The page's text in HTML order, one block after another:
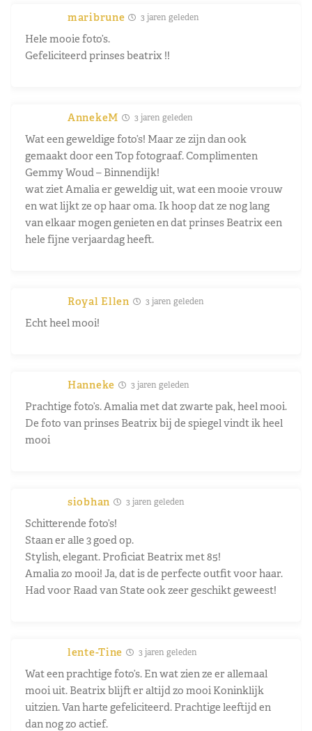
maribrune 3 jaren geleden
Hele mooie foto’s.
Gefeliciteerd prinses beatrix !!
AnnekeM 3 jaren geleden
Wat een geweldige foto’s! Maar ze zijn dan ook
gemaakt door een Top fotograaf. Complimenten
Gemmy Woud – Binnendijk!
wat ziet Amalia er geweldig uit, wat een mooie vrouw
en wat lijkt ze op haar oma. Ik hoop dat ze nog lang
van elkaar mogen genieten en dat prinses Beatrix een
hele fijne verjaardag heeft.
Royal Ellen 3 jaren geleden
Echt heel mooi!
Hanneke 3 jaren geleden
Prachtige foto’s. Amalia met dat zwarte pak, heel mooi.
De foto van prinses Beatrix bij de spiegel vindt ik heel
mooi
siobhan 3 jaren geleden
Schitterende foto’s!
Staan er alle 3 goed op.
Stylish, elegant. Proficiat Beatrix met 85!
Amalia zo mooi! Ja, dat is de perfecte outfit voor haar.
Had voor Raad van State ook zeer geschikt geweest!
lente-Tine 3 jaren geleden
Wat een prachtige foto’s. En wat zien ze er allemaal
mooi uit. Beatrix blijft er altijd zo mooi Koninklijk
uitzien. Van harte gefeliciteerd. Prachtige leeftijd en
dan nog zo actief.